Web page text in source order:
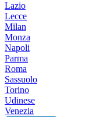
Lazio
Lecce
Milan
Monza
Napoli
Parma
Roma
Sassuolo
Torino
Udinese
Venezia